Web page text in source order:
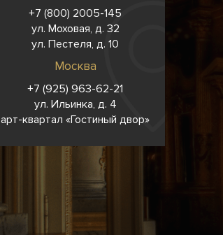
+7 (800) 2005-145
ул. Моховая, д. 32
ул. Пестеля, д. 10
Москва
+7 (925) 963-62-21
ул. Ильинка, д. 4
арт-квартал «Гостиный двор»